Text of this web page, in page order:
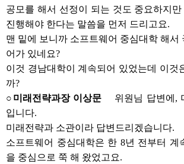
공모를 해서 선정이 되는 것도 중요하지
진행해야 한다는 말씀을 먼저 드리고요.
맨 밑에 보니까 소프트웨어 중심대학 해서
어가 있네요?
이것 경남대학이 계속되어 있었는데 이것
까?
○미래전략과장 이상문
위원님 답변에,
입니다.
미래전략과 소관이라 답변드리겠습니다.
소프트웨어 중심대학은 한 8년 전부터 계
을 중심으로 쭉 해 왔었고요.